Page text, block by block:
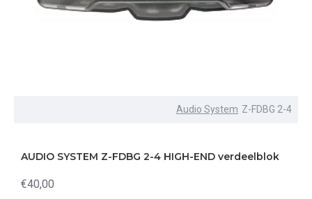
Audio System Z-FDBG 2-4
AUDIO SYSTEM Z-FDBG 2-4 HIGH-END verdeelblok
€40,00